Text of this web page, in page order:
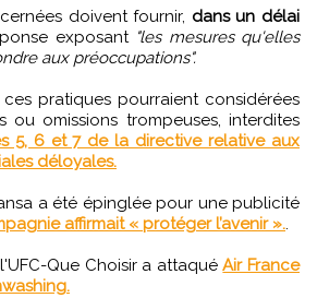
doivent fournir, dans un délai
exposant "les mesures qu'elles
aux préoccupations".
pratiques pourraient considérées
ou omissions trompeuses, interdites
5, 6 et 7 de la directive relative aux
déloyales.
a été épinglée pour une publicité
affirmait « protéger l’avenir »..
Que Choisir a attaquéAir France